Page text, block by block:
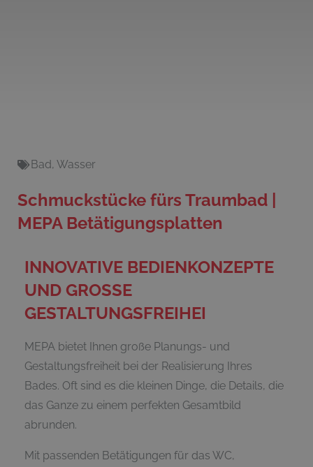
Bad, Wasser
Schmuckstücke fürs Traumbad |
MEPA Betätigungsplatten
INNOVATIVE BEDIENKONZEPTE
UND GROSSE
GESTALTUNGSFREIHEI
MEPA bietet Ihnen große Planungs- und
Gestaltungsfreiheit bei der Realisierung Ihres
Bades. Oft sind es die kleinen Dinge, die Details, die
das Ganze zu einem perfekten Gesamtbild
abrunden.
Mit passenden Betätigungen für das WC,